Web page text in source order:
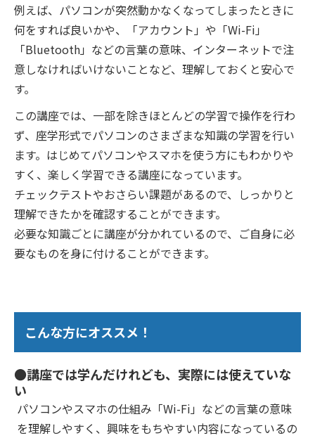
例えば、パソコンが突然動かなくなってしまったときに
何をすれば良いかや、「アカウント」や「Wi-Fi」
「Bluetooth」などの言葉の意味、インターネットで注
意しなければいけないことなど、理解しておくと安心で
す。
この講座では、一部を除きほとんどの学習で操作を行わ
ず、座学形式でパソコンのさまざまな知識の学習を行い
ます。はじめてパソコンやスマホを使う方にもわかりや
すく、楽しく学習できる講座になっています。
チェックテストやおさらい課題があるので、しっかりと
理解できたかを確認することができます。
必要な知識ごとに講座が分かれているので、ご自身に必
要なものを身に付けることができます。
こんな方にオススメ！
●講座では学んだけれども、実際には使えていな
い
パソコンやスマホの仕組み「Wi-Fi」などの言葉の意味
を理解しやすく、興味をもちやすい内容になっているの